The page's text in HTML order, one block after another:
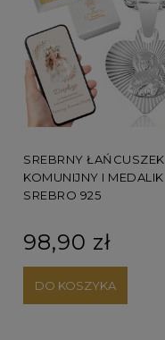
SREBRNY ŁAŃCUSZEK
KOMUNIJNY I MEDALIK
SREBRO 925
98,90 zł
DO KOSZYKA